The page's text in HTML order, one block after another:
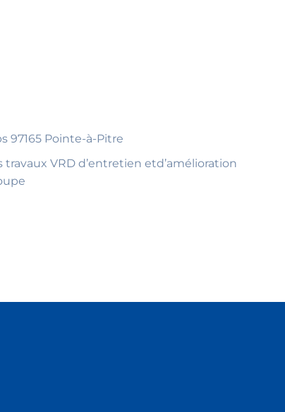
97165 Pointe-à-Pitre
VRD d’entretien etd’amélioration